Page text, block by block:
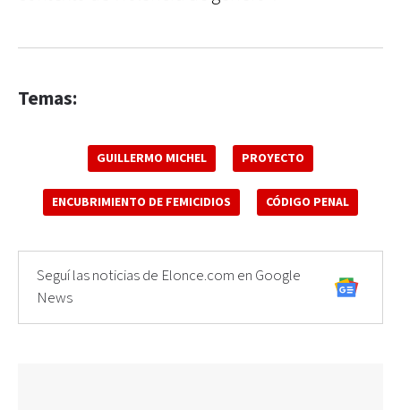
Temas:
GUILLERMO MICHEL PROYECTO
ENCUBRIMIENTO DE FEMICIDIOS CÓDIGO PENAL
Seguí las noticias de Elonce.com en Google
News